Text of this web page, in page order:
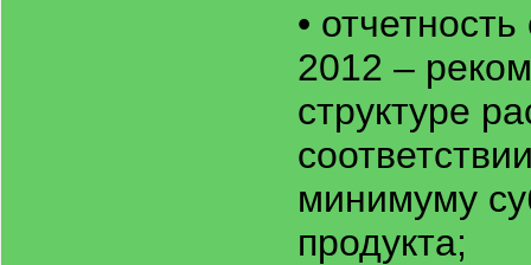
•
2012 –
структуре
минимуму
продукта;